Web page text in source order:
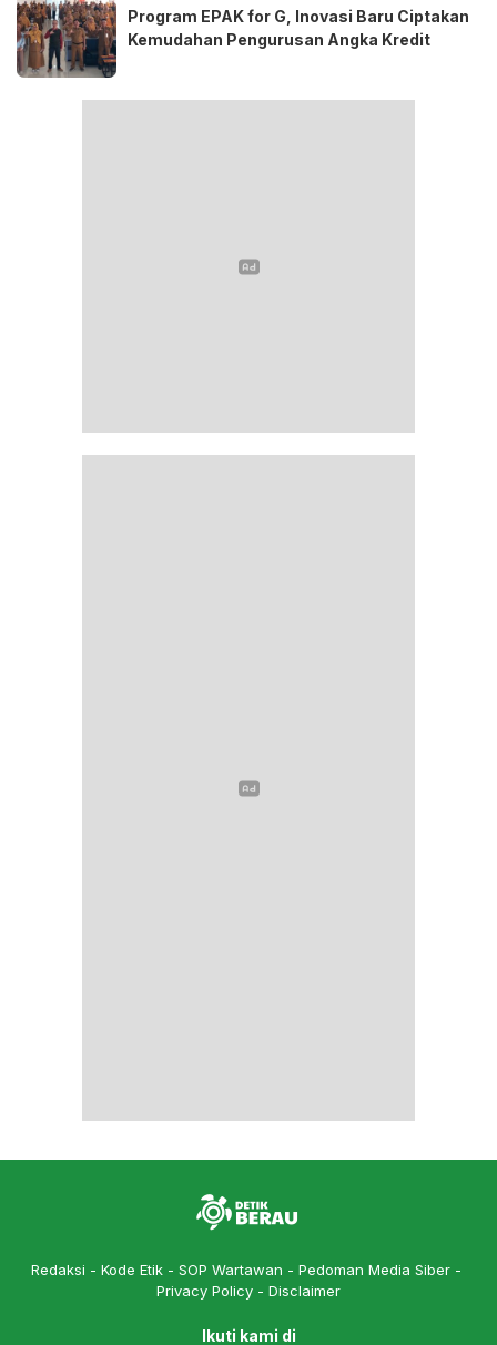
Program EPAK for G, Inovasi Baru Ciptakan
Kemudahan Pengurusan Angka Kredit
Redaksi Kode Etik SOP Wartawan
Pedoman Media Siber
Privacy Policy
Disclaimer
Ikuti kami di